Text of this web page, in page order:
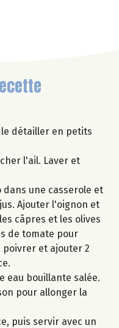
détailler en petits
l'ail. Laver et
dans une casserole et
Ajouter l'oignon et
câpres et les olives
de tomate pour
poivrer et ajouter 2
eau bouillante salée.
pour allonger la
puis servir avec un